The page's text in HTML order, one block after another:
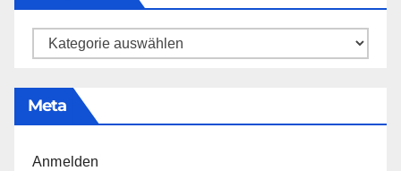
Kategorien
Meta
Anmelden